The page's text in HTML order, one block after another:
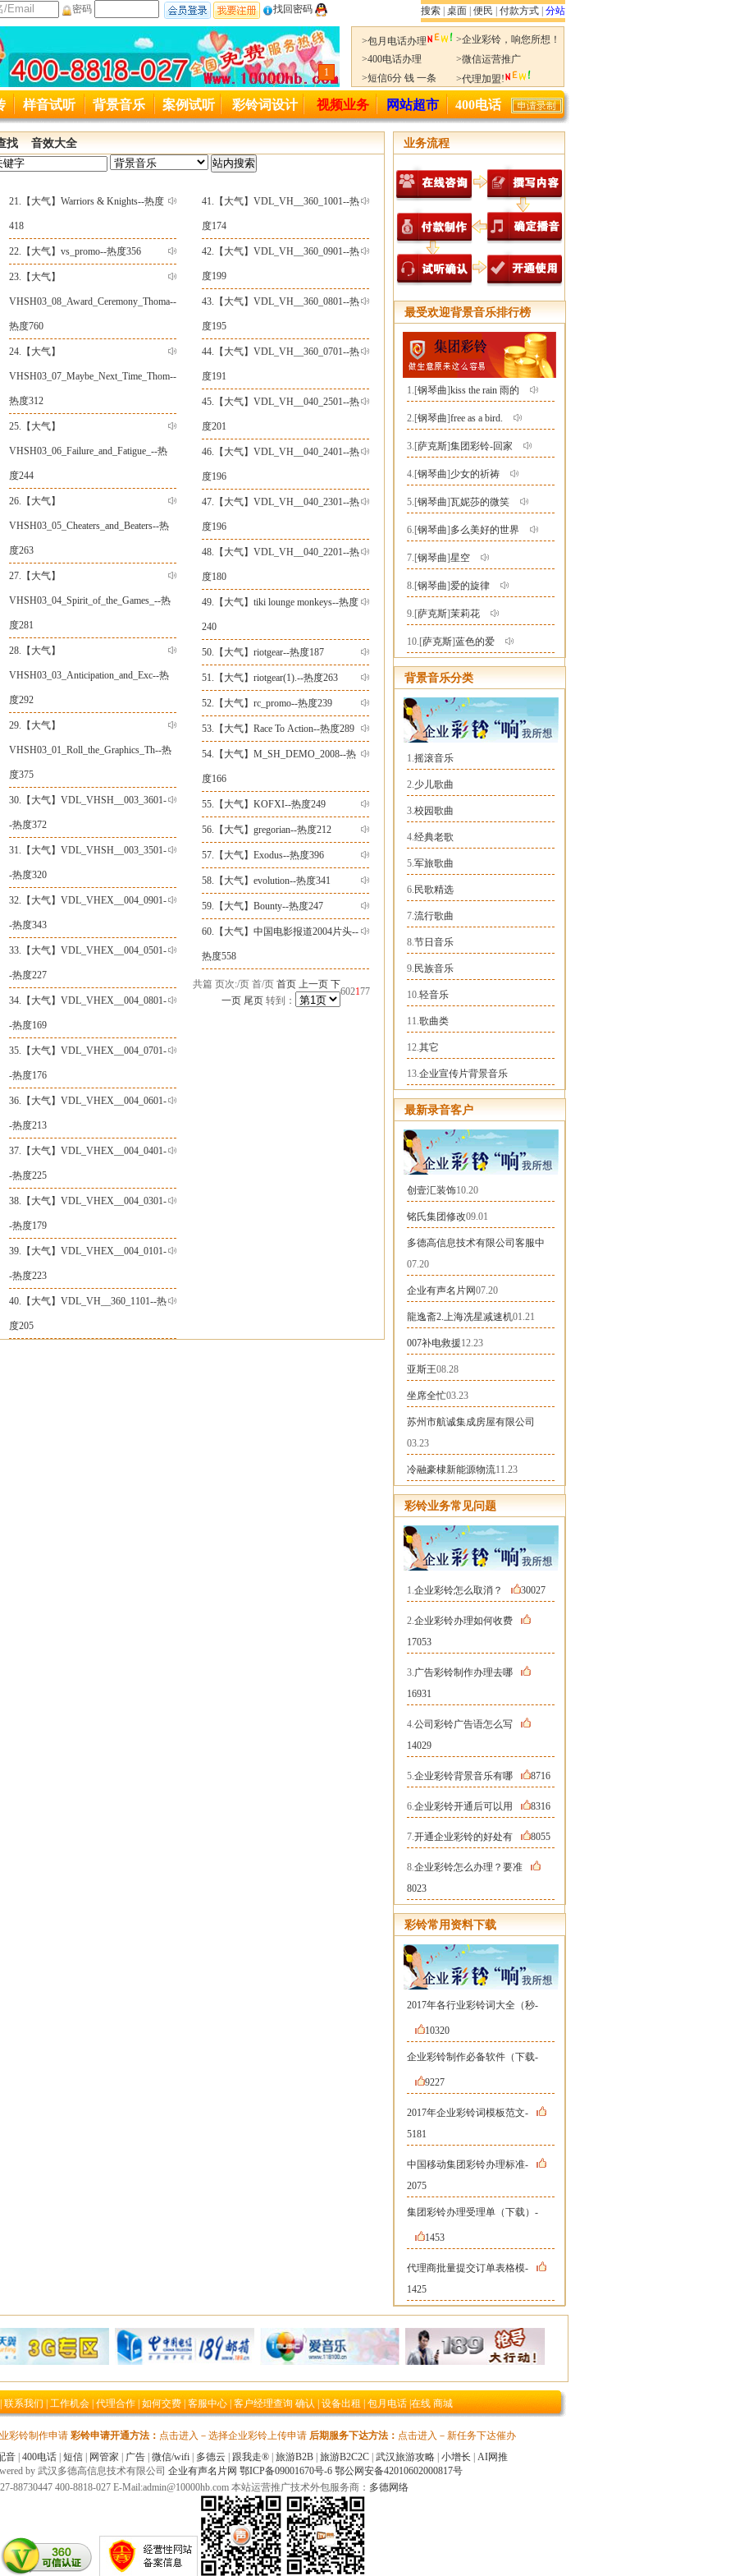
密码 找回密码 搜索| 桌面| 便民 付款方式| 分站
服务热线变更公司400-8818-027起用
入号码4006889027变更为4008818027,特此通知。
1
>包月电话办理
>企业彩铃，响您所想！
>400电话办理
>微信运营推广
>短信6分 钱 一条
>代理加盟!
样音试听 背景音乐 案例试听 彩铃词设计 视频业务 网站超市 400电话
找 音效大全
21.【 大气】 Warriors & Knights--热度
418
22.【 大气】 vs_promo--热度356
23.【 大气】
VHSH03_08_Award_Ceremony_Thoma--
热度760
24.【 大气】
VHSH03_07_Maybe_Next_Time_Thom--
热度312
25.【 大气】
VHSH03_06_Failure_and_Fatigue_--热
度244
26.【 大气】
VHSH03_05_Cheaters_and_Beaters--热
度263
27.【 大气】
VHSH03_04_Spirit_of_the_Games_--热
度281
28.【 大气】
VHSH03_03_Anticipation_and_Exc--热
度292
29.【 大气】
VHSH03_01_Roll_the_Graphics_Th--热
度375
30.【 大气】 VDL_VHSH__003_3601-
-热度372
31.【 大气】 VDL_VHSH__003_3501-
-热度320
32.【 大气】 VDL_VHEX__004_0901-
-热度343
33.【 大气】 VDL_VHEX__004_0501-
-热度227
34.【 大气】 VDL_VHEX__004_0801-
-热度169
35.【 大气】 VDL_VHEX__004_0701-
-热度176
36.【 大气】 VDL_VHEX__004_0601-
-热度213
37.【 大气】 VDL_VHEX__004_0401-
-热度225
38.【 大气】 VDL_VHEX__004_0301-
-热度179
39.【 大气】 VDL_VHEX__004_0101-
-热度223
40.【 大气】 VDL_VH__360_1101--热
度205
41.【 大气】 VDL_VH__360_1001--热
度174
42.【 大气】 VDL_VH__360_0901--热
度199
43.【 大气】 VDL_VH__360_0801--热
度195
44.【 大气】 VDL_VH__360_0701--热
度191
45.【 大气】 VDL_VH__040_2501--热
度201
46.【 大气】 VDL_VH__040_2401--热
度196
47.【 大气】 VDL_VH__040_2301--热
度196
48.【 大气】 VDL_VH__040_2201--热
度180
49.【 大气】 tiki lounge monkeys--热度
240
50.【 大气】 riotgear--热度187
51.【 大气】 riotgear(1).--热度263
52.【 大气】 rc_promo--热度239
53.【 大气】 Race To Action--热度289
54.【 大气】 M_SH_DEMO_2008--热
度166
55.【 大气】 KOFXI--热度249
56.【 大气】 gregorian--热度212
57.【 大气】 Exodus--热度396
58.【 大气】 evolution--热度341
59.【 大气】 Bounty--热度247
60.【 大气】 中国电影报道2004片头--
热度558
共
77
篇 页次:
1
/
2
页
60
首/页 首页 上一页 下
一页 尾页转到：
业务流程
最受欢迎背景音乐排行榜
1.[钢琴曲]kiss the rain 雨的
2.[钢琴曲]free as a bird.
3.[萨克斯]集团彩铃-回家
4.[钢琴曲] 少女的祈祷
5.[钢琴曲]瓦妮莎的微笑
6.[钢琴曲] 多么美好的世界
7.[钢琴曲]星空
8.[钢琴曲]爱的旋律
9.[萨克斯]茉莉花
10.[萨克斯]蓝色的爱
背景音乐分类
1.摇滚音乐
2.少儿歌曲
3.校园歌曲
4.经典老歌
5.军旅歌曲
6. 民歌精选
7.流行歌曲
8.节日音乐
9. 民族音乐
10.轻音乐
11.歌曲类
12.其它
13.企业宣传片背景音乐
最新录音客户
创壹汇装饰10.20
铭氏集团修改09.01
多德高信息技术有限公司客服中
07.20
企业有声名片网07.20
龍逸斋2.上海冼星减速机01.21
007补电救援12.23
亚斯王08.28
坐席全忙03.23
苏州市航诚集成房屋有限公司
03.23
冷融豪棣新能源物流11.23
彩铃业务常见问题
1.企业彩铃怎么取消？ 30027
2.企业彩铃办理如何收费
17053
3.广告彩铃制作办理去哪
16931
4.公司彩铃广告语怎么写
14029
5.企业彩铃背景音乐有哪 8716
6.企业彩铃开通后可以用 8316
7.开通企业彩铃的好处有 8055
8.企业彩铃怎么办理？要准
8023
彩铃常用资料下载
2017年各行业彩铃词大全（秒-
10320
企业彩铃制作必备软件（下载-
9227
2017年企业彩铃词模板范文-
5181
中国移动集团彩铃办理标准-
2075
集团彩铃办理受理单（下载）-
1453
代理商批量提交订单表格模-
1425
联系我们|工作机会|代理合作|如何交费|客服中心|客户经理查询 确认|设备出租|包月电话| 在线 商城
彩铃制作申请 彩铃申请开通方法： 点击进入－选择企业彩铃上传申请 后期服务下达方法： 点击进入－新任务下达催办
音| 400电话| 短信| 网管家 广告| 微信/wifi| 多德云 跟我走®| 旅游B2B| 旅游B2C2C| 武汉旅游攻略| 小增长
AI网推
by 武汉多德高信息技术有限公司 企业有声名片网 鄂ICP备09001670号-6 鄂公网安备42010602000817号
88730447 400-8818-027 E-Mail:admin@10000hb.com 本站运营推广技术外包服务商： 多德网络